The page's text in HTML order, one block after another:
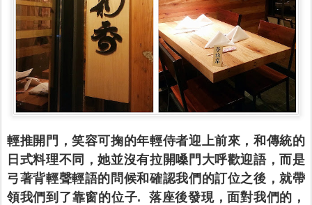
輕推開門，笑容可掬的年輕侍者迎上前來，和傳統的
日式料理不同，她並沒有拉開嗓門大呼歡迎語，而是
弓著背輕聲輕語的問候和確認我們的訂位之後，就帶
領我們到了靠窗的位子. 落座後發現，面對我們的，